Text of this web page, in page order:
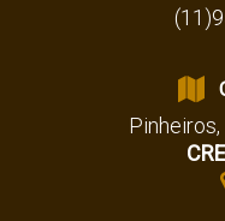
Pinheiros,